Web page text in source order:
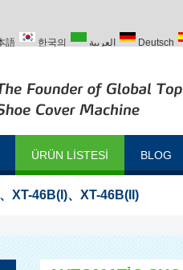
語 한국의 العربية Deutsch
ÜRÜN LISTESI BLOG
、 XT-46B(I)、 XT-46B(II)